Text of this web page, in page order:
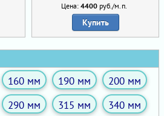
Цена: 4400руб./м.п.
Купить
160 мм 190 мм
200 мм
290 мм 315 мм
340 мм